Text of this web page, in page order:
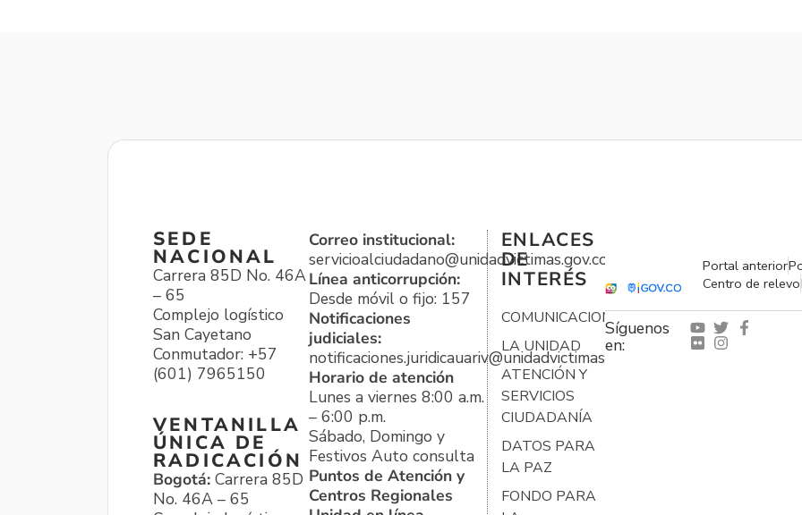
SEDE
NACIONAL
Carrera 85D No. 46A
– 65
Complejo logístico
San Cayetano
Conmutador: +57
(601) 7965150
VENTANILLA
ÚNICA DE
RADICACIÓN
Bogotá: Carrera 85D
No. 46A – 65
Correo institucional:
servicioalciudadano@unidadvictimas.gov.co
Línea anticorrupción:
Desde móvil o fijo: 157
Notificaciones
judiciales:
notificaciones.juridicauariv@unidadvictimas.gov.co
Horario de atención
Lunes a viernes 8:00 a.m.
– 6:00 p.m.
Sábado, Domingo y
Festivos Auto consulta
Puntos de Atención y
Centros Regionales
ENLACES
DE
INTERÉS
COMUNICACIONES
LA UNIDAD
ATENCIÓN Y
SERVICIOS
CIUDADANÍA
DATOS PARA
LA PAZ
FONDO PARA
Portal anterior
Centro de relevo
Síguenos
en: